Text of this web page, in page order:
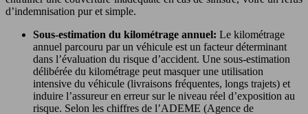
d’indemnisation pur et simple.
Sous-estimation du kilométrage annuel: Le kilométrage
annuel parcouru par un véhicule est un facteur déterminant
dans l’évaluation du risque d’accident. Une sous-estimation
délibérée du kilométrage peut masquer une utilisation
intensive du véhicule (livraisons fréquentes, longs trajets) et
induire l’assureur en erreur sur le niveau réel d’exposition au
risque. Selon les chiffres de l’ADEME (Agence de